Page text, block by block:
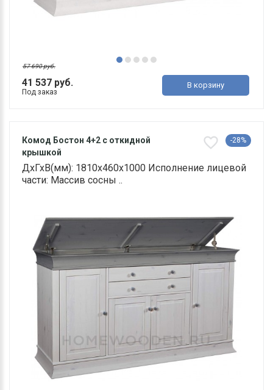
41 537 руб.
57 690 руб.
Под заказ
В корзину
Комод Бостон 4+2 с откидной
крышкой
-28%
ДхГхВ(мм): 1810х460х1000 Исполнение лицевой
части: Массив сосны ..